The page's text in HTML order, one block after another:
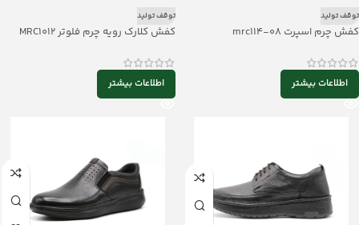
توقف تولید
کفش چرم اسپرت mrc114-08
اطلاعات بیشتر
توقف تولید
کفش کلارک رویه چرم فلوتر MRC1012
اطلاعات بیشتر